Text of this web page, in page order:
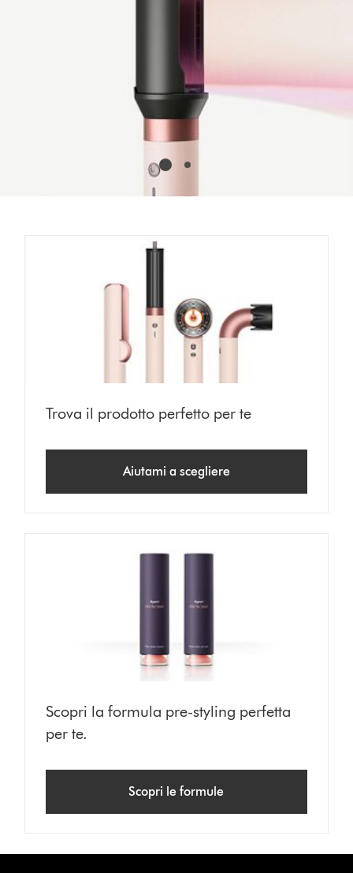
Trova il prodotto perfetto per te
Aiutami a scegliere
Scopri la formula pre-styling perfetta
per te.
Scopri le formule